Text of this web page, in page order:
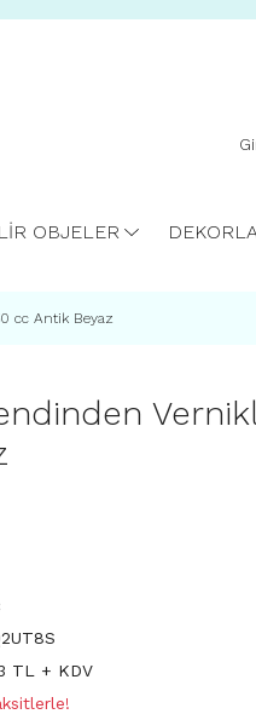
OBJELER
cc Antik Beyaz
TL + KDV